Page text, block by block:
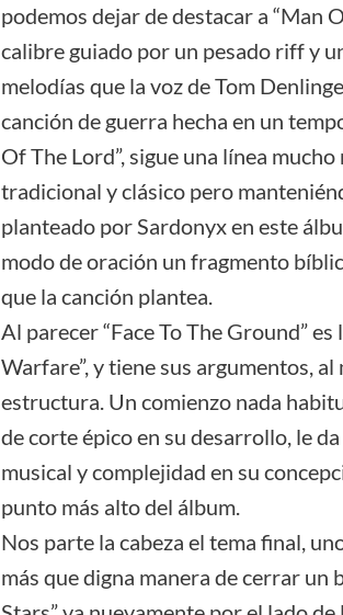
podemos dejar de destacar a “Man
calibre guiado por un pesado riff y
melodías que la voz de Tom
canción de guerra hecha en un
Of The Lord”, sigue una línea
tradicional y clásico pero
planteado por Sardonyx en este
modo de oración un fragmento
que la canción plantea.
Al parecer “Face To The Ground”
Warfare”, y tiene sus argumentos,
estructura. Un comienzo nada
de corte épico en su desarrollo, le
musical y complejidad en su
punto más alto del álbum.
Nos parte la cabeza el tema final,
más que digna manera de cerrar un